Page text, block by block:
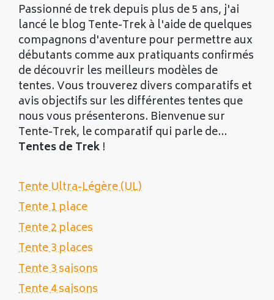
Passionné de trek depuis plus de 5 ans, j'ai
lancé le blog Tente-Trek à l'aide de quelques
compagnons d'aventure pour permettre aux
débutants comme aux pratiquants confirmés
de découvrir les meilleurs modèles de
tentes. Vous trouverez divers comparatifs et
avis objectifs sur les différentes tentes que
nous vous présenterons. Bienvenue sur
Tente-Trek, le comparatif qui parle de...
Tentes de Trek !
Tente Ultra-Légère (UL)
Tente 1 place
Tente 2 places
Tente 3 places
Tente 3 saisons
Tente 4 saisons